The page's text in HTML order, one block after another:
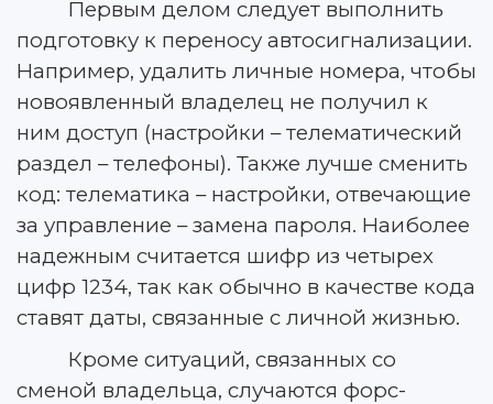
Первым делом следует выполнить
подготовку к переносу автосигнализации.
Например, удалить личные номера, чтобы
новоявленный владелец не получил к
ним доступ (настройки – телематический
раздел – телефоны). Также лучше сменить
код: телематика – настройки, отвечающие
за управление – замена пароля. Наиболее
надежным считается шифр из четырех
цифр 1234, так как обычно в качестве кода
ставят даты, связанные с личной жизнью.
Кроме ситуаций, связанных со
сменой владельца, случаются форс-